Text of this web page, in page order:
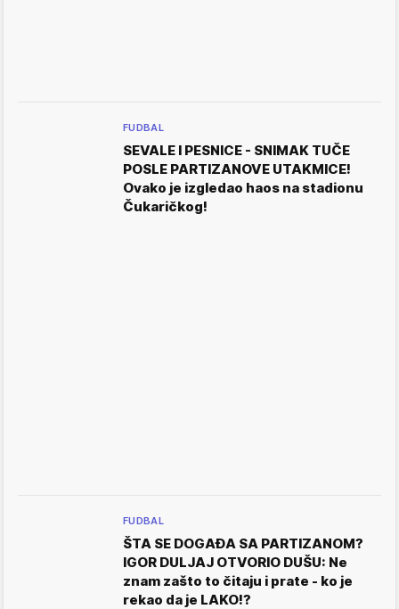
FUDBAL
SEVALE I PESNICE - SNIMAK TUČE
POSLE PARTIZANOVE UTAKMICE!
Ovako je izgledao haos na stadionu
Čukaričkog!
FUDBAL
ŠTA SE DOGAĐA SA PARTIZANOM?
IGOR DULJAJ OTVORIO DUŠU: Ne
znam zašto to čitaju i prate - ko je
rekao da je LAKO!?